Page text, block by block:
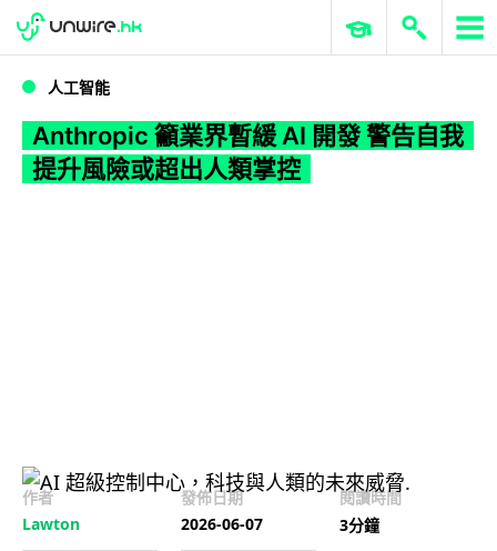
WWDC 2026 ERP 與商業 AI
人工智能
Anthropic 籲業界暫緩 AI 開發 警告自我
提升風險或超出人類掌控
作者
Lawton
發佈日期
2026-06-07
閱讀時間
3分鐘